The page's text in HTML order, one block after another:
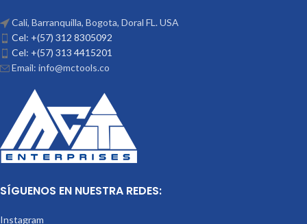
Cali, Barranquilla, Bogota, Doral FL. USA
Cel: +(57) 312 8305092
Cel: +(57) 313 4415201
Email: info@mctools.co
SÍGUENOS EN NUESTRA REDES:
Instagram